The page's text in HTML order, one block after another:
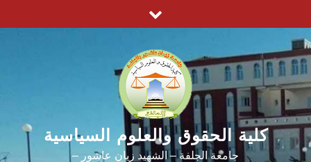
to
content
كلية الحقوق والعلوم السياسية
جامعة الجلفة – الشهيد زيان عاشور –